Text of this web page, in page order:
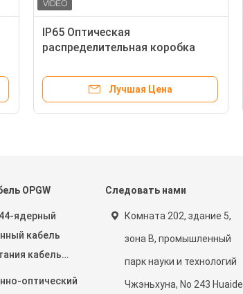
IP65 Оптическая
распределительная коробка
Лучшая Цена
OPGW
ядерный
кабель
кабель
оптический
Следовать нами
Комната 202, здание 5,
зона B, промышленный
парк науки и технологий
Чжэньхуна, No 243 Huaide